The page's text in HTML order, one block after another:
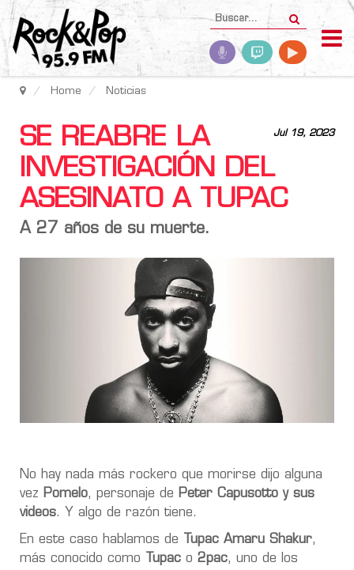
Home Noticias
Jul 19, 2023
SE REABRE LA
INVESTIGACIÓN DEL
ASESINATO A TUPAC
A 27 años de su muerte.
No hay nada más rockero que morirse dijo alguna
vez Pomelo, personaje de Peter Capusotto y sus
videos. Y algo de razón tiene.
En este caso hablamos de Tupac Amaru Shakur,
más conocido como
Tupac o 2pac, uno de los